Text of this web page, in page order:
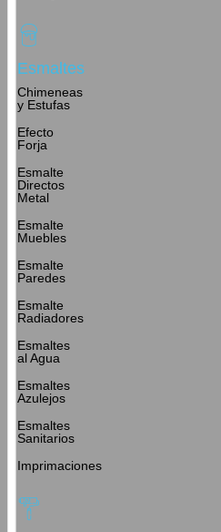
Esmaltes
Chimeneas
y Estufas
Efecto
Forja
Esmalte
Directos
Metal
Esmalte
Muebles
Esmalte
Paredes
Esmalte
Radiadores
Esmaltes
al Agua
Esmaltes
Azulejos
Esmaltes
Sanitarios
Imprimaciones